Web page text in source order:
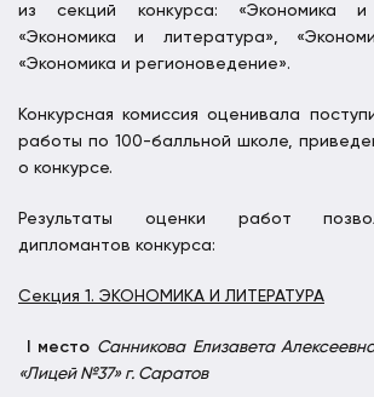
из секций конкурса: «Экономика и
«Экономика и литература»,
«Экономика и регионоведение».
Конкурсная комиссия оценивала
работы по 100-балльной школе,
о конкурсе.
Результаты оценки работ
дипломантов конкурса:
Секция 1. ЭКОНОМИКА И ЛИТЕРАТУРА
место Санникова Елизавета
«Лицей №37» г. Саратов